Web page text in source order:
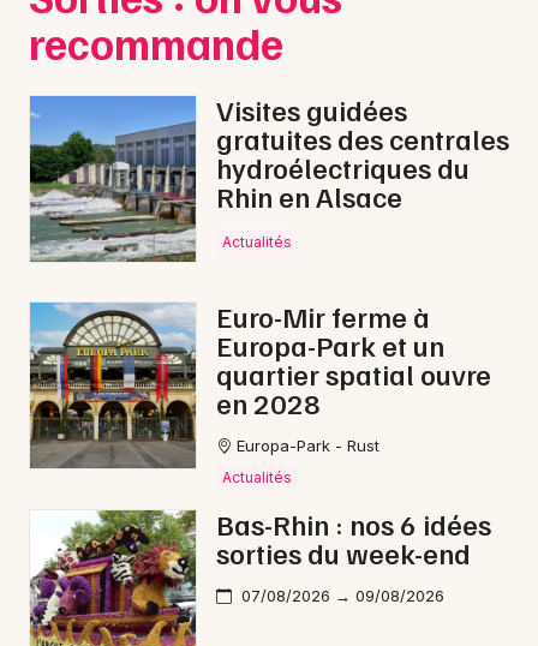
recommande
Visites guidées
gratuites des centrales
hydroélectriques du
Rhin en Alsace
Actualités
Euro-Mir ferme à
Europa-Park et un
quartier spatial ouvre
en 2028
Europa-Park - Rust
Actualités
Bas-Rhin : nos 6 idées
sorties du week-end
07/08/2026 → 09/08/2026